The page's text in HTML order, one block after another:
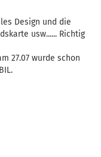
Design und die
usw...... Richtig
27.07 wurde schon